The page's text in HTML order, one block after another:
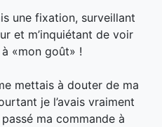
une fixation, surveillant
et m’inquiétant de voir
«mon goût» !
e mettais à douter de ma
je l’avais vraiment
ma commande à